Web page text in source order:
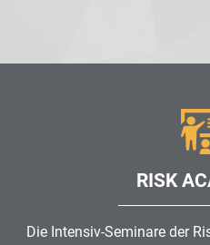
RISK
Die Intensiv-Seminare der